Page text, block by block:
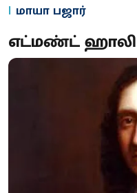
மாயா பஜார்
எட்மண்ட் ஹாலி